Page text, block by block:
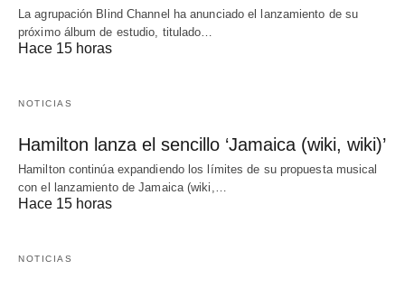
La agrupación Blind Channel ha anunciado el lanzamiento de su
próximo álbum de estudio, titulado…
Hace 15 horas
NOTICIAS
Hamilton lanza el sencillo ‘Jamaica (wiki, wiki)’
Hamilton continúa expandiendo los límites de su propuesta musical
con el lanzamiento de Jamaica (wiki,…
Hace 15 horas
NOTICIAS